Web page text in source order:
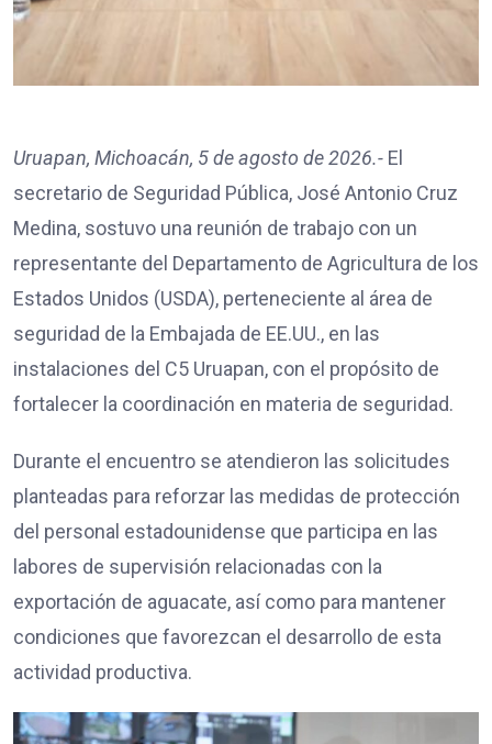
Uruapan, Michoacán, 5 de agosto de 2026.- El
secretario de Seguridad Pública, José Antonio Cruz
Medina, sostuvo una reunión de trabajo con un
representante del Departamento de Agricultura de los
Estados Unidos (USDA), perteneciente al área de
seguridad de la Embajada de EE.UU., en las
instalaciones del C5 Uruapan, con el propósito de
fortalecer la coordinación en materia de seguridad.
Durante el encuentro se atendieron las solicitudes
planteadas para reforzar las medidas de protección
del personal estadounidense que participa en las
labores de supervisión relacionadas con la
exportación de aguacate, así como para mantener
condiciones que favorezcan el desarrollo de esta
actividad productiva.